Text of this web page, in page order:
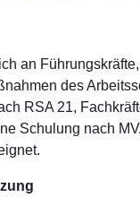
an
des
RSA 21,
Schulung nach